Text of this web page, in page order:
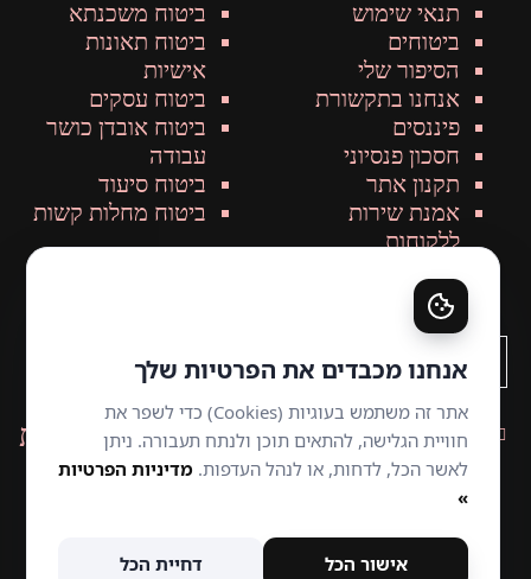
תנאי שימוש
ביטוחים
הסיפור שלי
אנחנו בתקשורת
פיננסים
חסכון פנסיוני
תקנון אתר
אמנת שירות
ללקוחות
ביטוח משכנתא
ביטוח תאונות
אישיות
ביטוח עסקים
ביטוח אובדן כושר
עבודה
ביטוח סיעוד
ביטוח מחלות קשות
הצהרת נגישות
אמנת שירות לקוחות
מדיניות פרטיות
כל הזכויות שמורות למטרני ביטוחים